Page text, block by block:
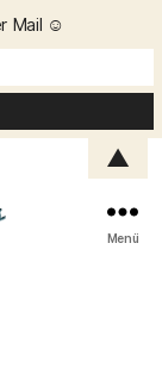
Menü
Mail ☺️
▲